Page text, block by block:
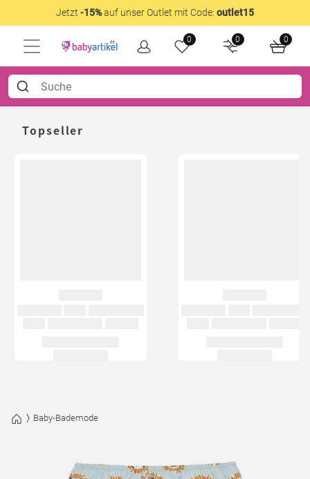
Jetzt -15%auf unser Outlet mit Code: outlet15
0 0 0
Topseller
Baby-Bademode